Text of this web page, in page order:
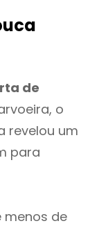
de
o
revelou um
para
menos de